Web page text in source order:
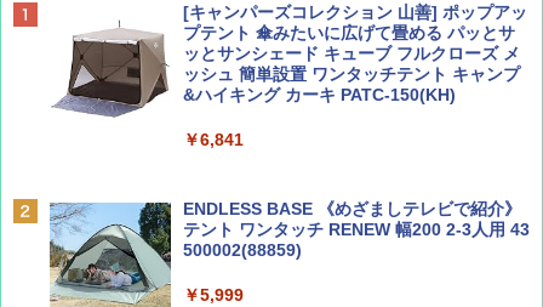
BE-PAL(ビ-パル) 2026年 10 月号【特別付録:
ノルディスク 4ホール鋳鉄スキレット】
￥1,540
￥1,500
地球の歩き方 スター・ウォーズ
￥2,695
￥2,079
[キャンパーズコレクション 山善] ポップアッ
プテント 傘みたいに広げて畳める パッとサ
ッとサンシェード キューブ フルクローズ メ
ッシュ 簡単設置 ワンタッチテント キャンプ
&ハイキング カーキ PATC-150(KH)
￥6,841
ENDLESS BASE 《めざましテレビで紹介》
テント ワンタッチ RENEW 幅200 2-3人用 43
500002(88859)
￥5,999